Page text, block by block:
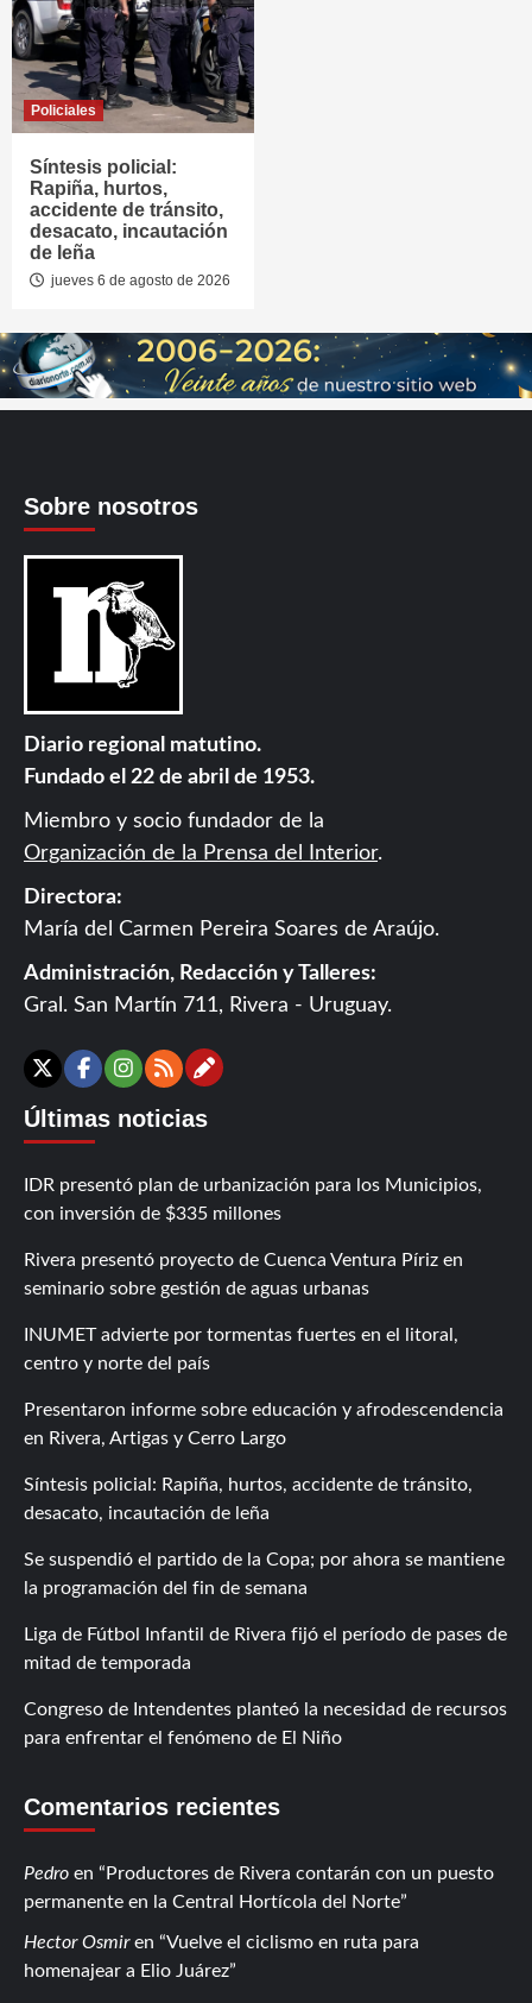
Policiales
Síntesis policial:
Rapiña, hurtos,
accidente de tránsito,
desacato, incautación
de leña
jueves 6 de agosto de 2026
Sobre nosotros
Diario regional matutino.
Fundado el 22 de abril de 1953.
Miembro y socio fundador de la
Organización de la Prensa del Interior.
Directora:
María del Carmen Pereira Soares de Araújo.
Administración, Redacción y Talleres:
Gral. San Martín 711, Rivera - Uruguay.
X Facebook
Instagram
RSSContáctanos
Últimas noticias
IDR presentó plan de urbanización para los Municipios,
con inversión de $335 millones
Rivera presentó proyecto de Cuenca Ventura Píriz en
seminario sobre gestión de aguas urbanas
INUMET advierte por tormentas fuertes en el litoral,
centro y norte del país
Presentaron informe sobre educación y afrodescendencia
en Rivera, Artigas y Cerro Largo
Síntesis policial: Rapiña, hurtos, accidente de tránsito,
desacato, incautación de leña
Se suspendió el partido de la Copa; por ahora se mantiene
la programación del fin de semana
Liga de Fútbol Infantil de Rivera fijó el período de pases de
mitad de temporada
Congreso de Intendentes planteó la necesidad de recursos
para enfrentar el fenómeno de El Niño
Comentarios recientes
Pedro en
Productores de Rivera contarán con un puesto
permanente en la Central Hortícola del Norte
Hector Osmiren
Vuelve el ciclismo en ruta para
homenajear a Elio Juárez